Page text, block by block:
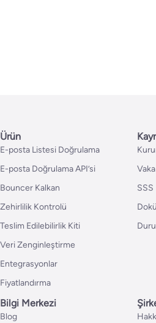
Ürün
E-posta Listesi Doğrulama
E-posta Doğrulama API’si
Bouncer Kalkan
Zehirlilik Kontrolü
Teslim Edilebilirlik Kiti
Veri Zenginleştirme
Entegrasyonlar
Fiyatlandırma
SSS
Bilgi Merkezi
Blog